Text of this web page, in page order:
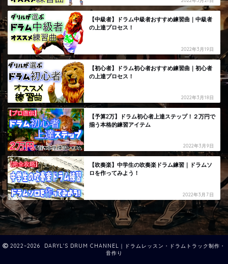
【中級者】ドラム中級者おすすめ練習曲｜中級者
の上達プロセス！
2022年3月19日
【初心者】ドラム初心者おすすめ練習曲｜初心者
の上達プロセス！
2022年3月18日
【予算2万】ドラム初心者上達ステップ！２万円で
揃う本格的練習アイテム
2022年3月9日
【吹奏楽】中学生の吹奏楽ドラム練習｜ドラムソ
ロを作ってみよう！
2022年3月7日
HOME 2022年 3月
2022–2026 DARYL'S DRUM CHANNEL｜ドラムレッスン・ドラムトラック制作・
音作り